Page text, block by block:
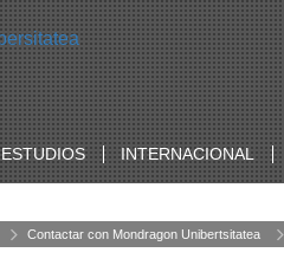
ESTUDIOS INTERNACIONAL
Contactar con Mondragon Unibertsitatea